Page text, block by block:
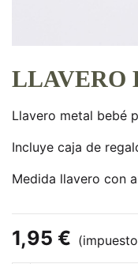
LLAVERO
Llavero metal bebé
Incluye caja de
Medida llavero con
1,95 €